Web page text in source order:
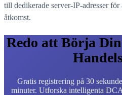
till dedikerade server-IP-adresser
åtkomst.
Redo att Börja
Gratis registrering på 30
minuter. Utforska intelligenta